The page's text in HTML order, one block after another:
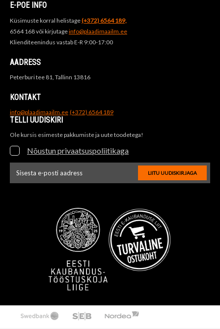
E-POE INFO
Küsimuste korral helistage(+372) 6564 189,
6564 168 või kirjutageinfo@plaadimaailm.ee
Klienditeenindus vastab E-R 9:00-17:00
AADRESS
Peterburi tee 81, Tallinn 13816
KONTAKT
info@plaadimaailm.ee (+372) 6564 189
TELLI UUDISKIRI
Ole kursis esimeste pakkumiste ja uute toodetega!
Nõustun privaatsuspoliitikaga
LIITU UUDISKIRJAGA